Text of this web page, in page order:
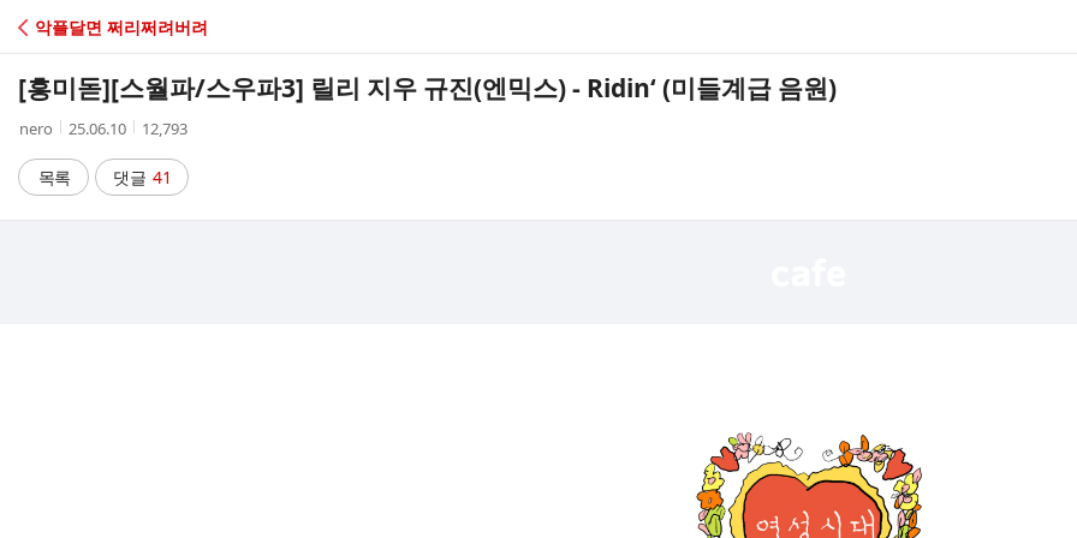
C
A
악플달면 쩌리쩌려버려
[흥미돋][스월파/스우파3] 릴리 지우 규진(엔믹스) - Ridin‘ (미들계급 음원)
작
자
nero
작
시
간
25.06.10
조
수
12,793
목록 댓글 41